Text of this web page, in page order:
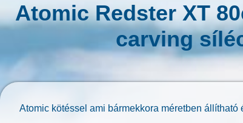
Atomic Redster XT
carving
Atomic kötéssel ami bármekkora méretben állítható